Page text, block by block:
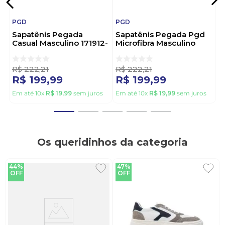
caminhe com conforto, estilo e confiança em cada
passo.
PGD
Sapatênis Pegada
Casual Masculino 171912-
R$ 222,21
R$ 199,99
Em até 10x R$ 19,99 sem juros
PGD
Sapatênis Pegada Pgd
Microfibra Masculino
R$ 222,21
R$ 199,99
Em até 10x R$ 19,99 sem juros
Os queridinhos da categoria
44%
OFF
47%
OFF